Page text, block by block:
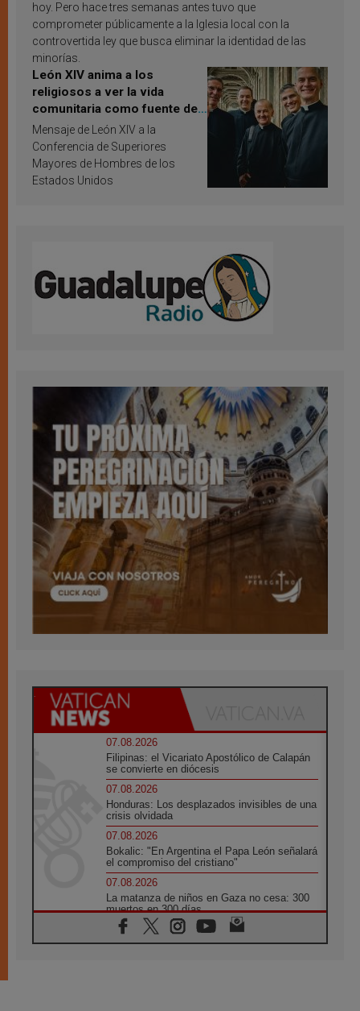
hoy. Pero hace tres semanas antes tuvo que
comprometer públicamente a la Iglesia local con la
controvertida ley que busca eliminar la identidad de las
minorías.
León XIV anima a los
religiosos a ver la vida
comunitaria como fuente de
inspiración y santificación
Mensaje de León XIV a la
Conferencia de Superiores
Mayores de Hombres de los
Estados Unidos
07.08.2026
Filipinas: el Vicariato Apostólico de Calapán
se convierte en diócesis
07.08.2026
Honduras: Los desplazados invisibles de una
crisis olvidada
07.08.2026
Bokalic: "En Argentina el Papa León señalará
el compromiso del cristiano"
07.08.2026
La matanza de niños en Gaza no cesa: 300
muertos en 300 días
07.08.2026
Tagle: La guerra desfigura el mundo, solo la